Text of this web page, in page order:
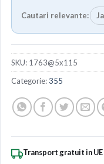
Cautari relevante:
SKU: 1763@5x115
Categorie:355
Transport gratuit in UE